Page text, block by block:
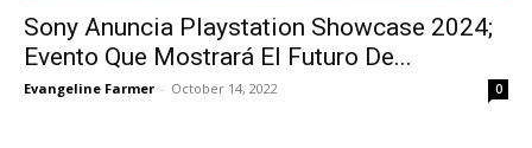
Sony Anuncia Playstation Showcase 2024;
Evento Que Mostrará El Futuro De...
Evangeline Farmer - October 14, 2022 0